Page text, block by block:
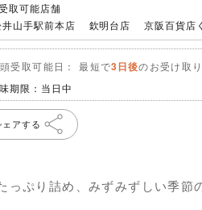
取可能店舗
井山手駅前本店 欽明台店 京阪百貨店
受取可能日： 最短で3日後のお受け取
期限：当日中
ェアする
ぷり詰め、みずみずしい季節